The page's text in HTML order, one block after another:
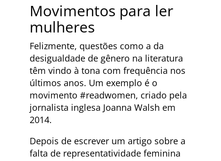
Movimentos para ler
mulheres
Felizmente, questões como a da
desigualdade de gênero na literatura
têm vindo à tona com frequência nos
últimos anos. Um exemplo é o
movimento #readwomen, criado pela
jornalista inglesa Joanna Walsh em
2014.
Depois de escrever um artigo sobre a
falta de representatividade feminina